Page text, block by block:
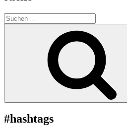
Suche
nach:
#hashtags